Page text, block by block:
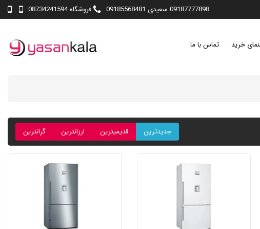
09187777898 سعیدی 09185568481 فروشگاه 08734241594
خرید تماس با ما
جدیدترین قدیمیترین ارزانترین گرانترین